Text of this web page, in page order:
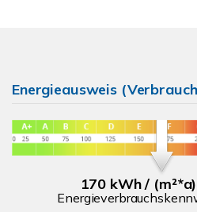
Energieausweis
170 kWh / (m²*a)